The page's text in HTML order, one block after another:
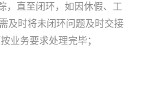
，直至闭环，如因休假、工
及时将未闭环问题及时交接
业务要求处理完毕；